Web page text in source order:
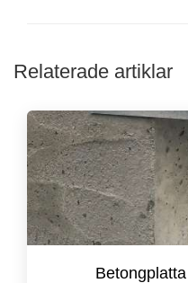
Relaterade artiklar